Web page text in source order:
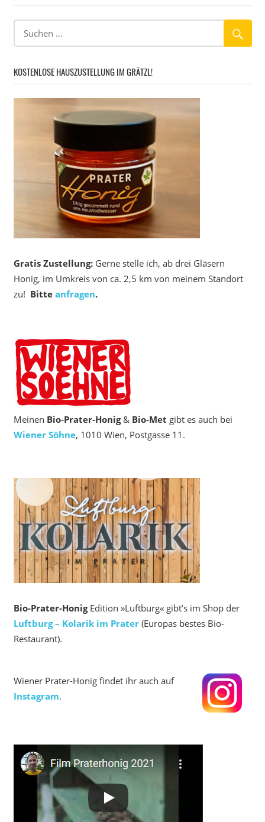
KOSTENLOSE HAUSZUSTELLUNG IM GRÄTZL!
Gratis Zustellung:Gerne stelle ich, ab drei Gläsern
Honig, im Umkreis von ca. 2,5 km von meinem Standort
zu! Bitte anfragen.
Meinen Bio‑Prater-Honig& Bio-Met gibt es auch bei
Wiener Söhne, 1010 Wien, Postgasse 11.
Bio-Prater-HonigEdition »Luftburg« gibt’s im Shop der
Luftburg – Kolarik im Prater(Europas bestes Bio-
Restaurant).
Wiener Prater-Honig findet ihr auch auf
Instagram.